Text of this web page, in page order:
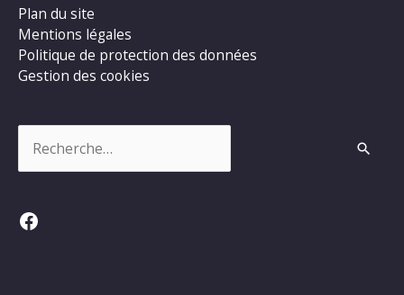
Plan du site
Mentions légales
Politique de protection des données
Gestion des cookies
Facebook